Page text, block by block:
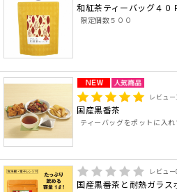
和紅茶ティーバッグ４０
限定個数５００
レビュー
国産黒番茶
ティーバッグをポットに入れ
レビュー
国産黒番茶と耐熱ガラス